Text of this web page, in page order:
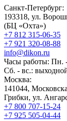
Санкт-Петербург:
193318, ул.
(БЦ «Охта»)
+7 812 315-06-35
+7 921 320-08-88
info@dikon.ru
Часы работы: Пн.
Сб. - вс.:
Москва:
141044,
Грибки, ул.
+7 800 707-15-24
+7 925 505-04-44